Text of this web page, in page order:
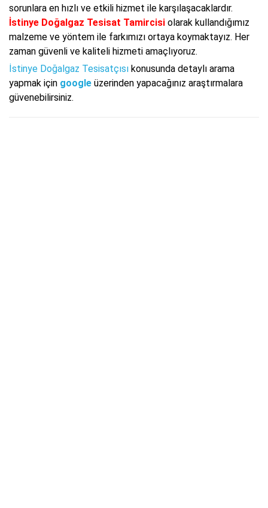
sorunlara en hızlı ve etkili hizmet ile karşılaşacaklardır.
İstinye Doğalgaz Tesisat Tamircisi olarak kullandığımız
malzeme ve yöntem ile farkımızı ortaya koymaktayız. Her
zaman güvenli ve kaliteli hizmeti amaçlıyoruz.
İstinye Doğalgaz Tesisatçısı konusunda detaylı arama
yapmak için google üzerinden yapacağınız araştırmalara
güvenebilirsiniz.